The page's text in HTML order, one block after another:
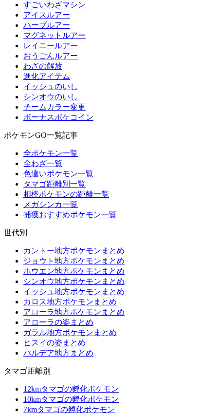
すごいわざマシン
アイスルアー
ハーブルアー
マグネットルアー
レイニールアー
おうごんルアー
わざの解放
進化アイテム
イッシュのいし
シンオウのいし
チームカラー変更
ボーナスポケコイン
ポケモンGO一覧記事
全ポケモン一覧
全わざ一覧
色違いポケモン一覧
タマゴ距離別一覧
相棒ポケモンの距離一覧
メガシンカ一覧
捕獲おすすめポケモン一覧
世代別
カントー地方ポケモンまとめ
ジョウト地方ポケモンまとめ
ホウエン地方ポケモンまとめ
シンオウ地方ポケモンまとめ
イッシュ地方ポケモンまとめ
カロス地方ポケモンまとめ
アローラ地方ポケモンまとめ
アローラの姿まとめ
ガラル地方ポケモンまとめ
ヒスイの姿まとめ
パルデア地方まとめ
タマゴ距離別
12kmタマゴの孵化ポケモン
10kmタマゴの孵化ポケモン
7kmタマゴの孵化ポケモン